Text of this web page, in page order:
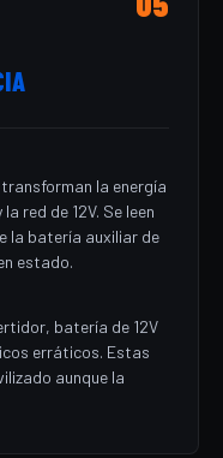
transforman la energía
red de 12V. Se leen
la batería auxiliar de
estado.
batería de 12V
erráticos. Estas
aunque la